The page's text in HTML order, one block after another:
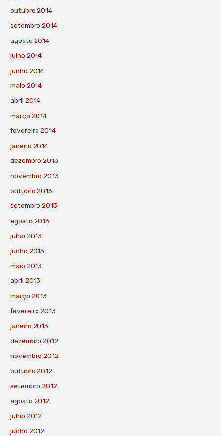
outubro 2014
setembro 2014
agosto 2014
julho 2014
junho 2014
maio 2014
abril 2014
março 2014
fevereiro 2014
janeiro 2014
dezembro 2013
novembro 2013
outubro 2013
setembro 2013
agosto 2013
julho 2013
junho 2013
maio 2013
abril 2013
março 2013
fevereiro 2013
janeiro 2013
dezembro 2012
novembro 2012
outubro 2012
setembro 2012
agosto 2012
julho 2012
junho 2012